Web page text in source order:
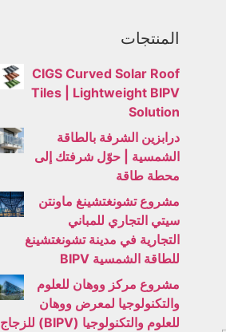
المنتجات
CIGS Curved Solar Roof
Tiles | Lightweight BIPV
Solution
درابزين الشرفة بالطاقة
الشمسية | حوّل شرفتك إلى
محطة طاقة
مشروع تشونغتشينغ ماونتن
سيتي التجاري للمباني
التجارية في مدينة تشونغتشينغ
للطاقة الشمسية BIPV
مشروع مركز ووهان للعلوم
والتكنولوجيا لمعرض ووهان
للعلوم والتكنولوجيا (BIPV) للزجاج